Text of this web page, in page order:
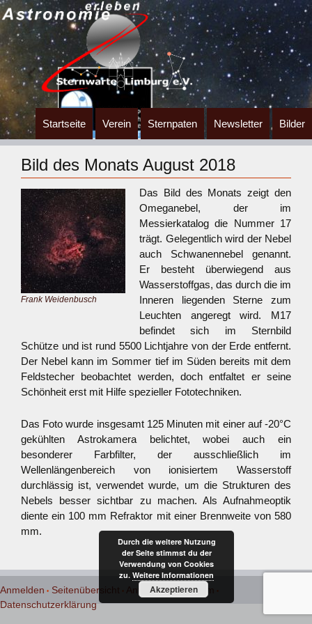
Zum
Inhalt
springen
Startseite Verein Sternpaten Newsletter Bilder
Bild des Monats August 2018
Frank Weidenbusch
Das Bild des Monats zeigt den
Omeganebel, der im
Messierkatalog die Nummer 17
trägt. Gelegentlich wird der Nebel
auch Schwanennebel genannt.
Er besteht überwiegend aus
Wasserstoffgas, das durch die im
Inneren liegenden Sterne zum
Leuchten angeregt wird. M17
befindet sich im Sternbild
Schütze und ist rund 5500 Lichtjahre von der Erde entfernt.
Der Nebel kann im Sommer tief im Süden bereits mit dem
Feldstecher beobachtet werden, doch entfaltet er seine
Schönheit erst mit Hilfe spezieller Fototechniken.
Das Foto wurde insgesamt 125 Minuten mit einer auf -20°C
gekühlten Astrokamera belichtet, wobei auch ein
besonderer Farbfilter, der ausschließlich im
Wellenlängenbereich von ionisiertem Wasserstoff
durchlässig ist, verwendet wurde, um die Strukturen des
Nebels besser sichtbar zu machen. Als Aufnahmeoptik
diente ein 100 mm Refraktor mit einer Brennweite von 580
mm.
Anmelden Seitenübersicht Anfahrt
Impressum
Datenschutzerklärung
Durch die weitere Nutzung
der Seite stimmst du der
Verwendung von Cookies
zu. Weitere Informationen
Akzeptieren